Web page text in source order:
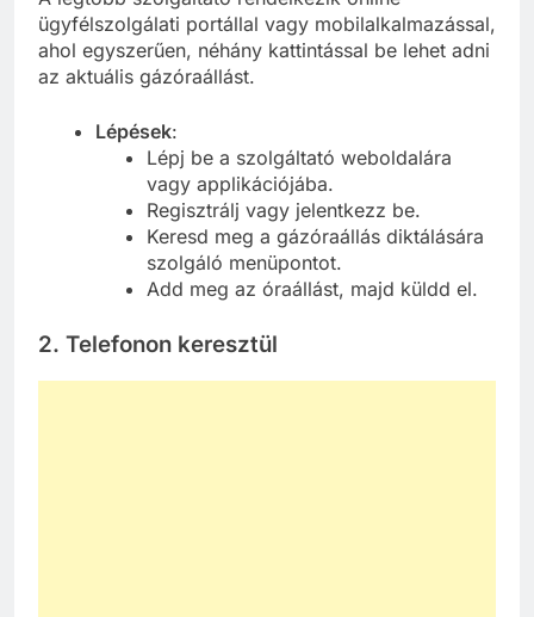
ügyfélszolgálati portállal vagy mobilalkalmazással,
ahol egyszerűen, néhány kattintással be lehet adni
az aktuális gázóraállást.
Lépések:
Lépj be a szolgáltató weboldalára
vagy applikációjába.
Regisztrálj vagy jelentkezz be.
Keresd meg a gázóraállás diktálására
szolgáló menüpontot.
Add meg az óraállást, majd küldd el.
2. Telefonon keresztül